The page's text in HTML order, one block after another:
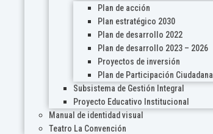
Plan de acción
Plan estratégico 2030
Plan de desarrollo 2022
Plan de desarrollo 2023 – 2026
Proyectos de inversión
Plan de Participación Ciudadana
Subsistema de Gestión Integral
Proyecto Educativo Institucional
Manual de identidad visual
Teatro La Convención